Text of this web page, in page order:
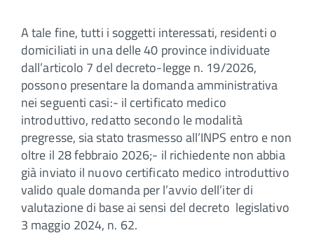
A tale fine, tutti i soggetti interessati, residenti o
domiciliati in una delle 40 province individuate
dall’articolo 7 del decreto-legge n. 19/2026,
possono presentare la domanda amministrativa
nei seguenti casi:- il certificato medico
introduttivo, redatto secondo le modalità
pregresse, sia stato trasmesso all’INPS entro e non
oltre il 28 febbraio 2026;- il richiedente non abbia
già inviato il nuovo certificato medico introduttivo
valido quale domanda per l’avvio dell’iter di
valutazione di base ai sensi del decreto legislativo
3 maggio 2024, n. 62.